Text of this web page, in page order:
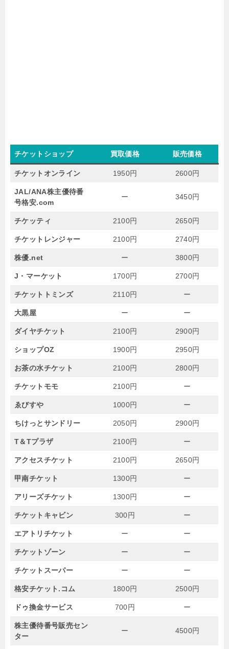
チケットショップ 買取価格 販売価格
チケットオンライン 1950円 2600円
JAL/ANA株主優待番
号格安.com
ー 3450円
チケッティ 2100円 2650円
チケットレンジャー 2100円 2740円
株優.net ー 3800円
J・マーケット 1700円 2700円
チケットトミンズ 2110円 ー
大黒屋 ー ー
ダイヤチケット 2100円 2900円
ショップOZ 1900円 2950円
お茶の水チケット 2100円 2800円
チケットモモ 2100円 ー
ゑびすや 1000円 ー
ちけっとサンドリー 2050円 2900円
T＆Tプラザ 2100円 ー
アクセスチケット 2100円 2650円
甲南チケット 1300円 ー
アリーズチケット 1300円 ー
チケットキャビン 300円 ー
エアトリチケット ー ー
チケットゾーン ー ー
チケットスーパー ー ー
格安チケット.コム 1800円 2500円
ドゥ換金サービス 700円 ー
株主優待番号販売セン
ター
ー 4500円